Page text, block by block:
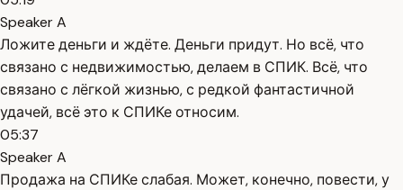
Speaker A
Ложите деньги и ждёте. Деньги придут. Но всё, что
связано с недвижимостью, делаем в СПИК. Всё, что
связано с лёгкой жизнью, с редкой фантастичной
удачей, всё это к СПИКе относим.
05:37
Speaker A
Продажа на СПИКе слабая. Может, конечно, повести, у